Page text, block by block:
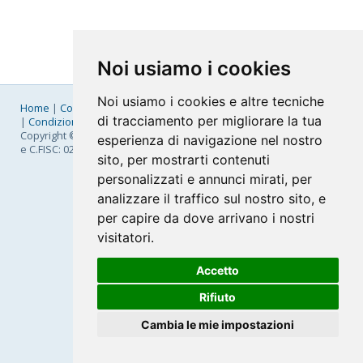
Noi usiamo i cookies
Noi usiamo i cookies e altre tecniche
di tracciamento per migliorare la tua
esperienza di navigazione nel nostro
sito, per mostrarti contenuti
personalizzati e annunci mirati, per
analizzare il traffico sul nostro sito, e
per capire da dove arrivano i nostri
visitatori.
Accetto
Rifiuto
Cambia le mie impostazioni
Home | Company|Listino Prezzi|Pagamenti|SLA |Privacy
| Condizioni Generali|Fatturazione Elettronica |Mappa
Copyright © 2026 FastNom Planetel S.p.A. - Divisione .Cloud - P.IVA
e C.FISC: 02831630161